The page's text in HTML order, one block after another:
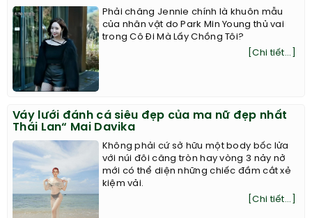
Phải chăng Jennie chính là khuôn mẫu
của nhân vật do Park Min Young thủ vai
trong Cô Đi Mà Lấy Chồng Tôi?
[Chi tiết...]
Váy lưới đánh cá siêu đẹp của ma nữ đẹp nhất
Thái Lan“ Mai Davika
Không phải cứ sở hữu một body bốc lửa
với núi đôi căng tròn hay vòng 3 nảy nở
mới có thể diện những chiếc đầm cắt xẻ
kiệm vải.
[Chi tiết...]